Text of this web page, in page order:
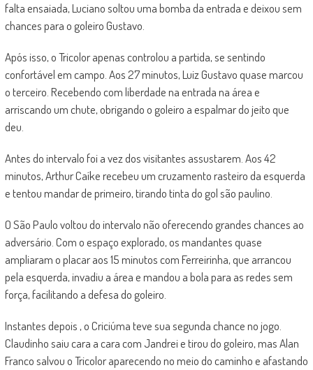
falta ensaiada, Luciano soltou uma bomba da entrada e deixou sem
chances para o goleiro Gustavo.
Após isso, o Tricolor apenas controlou a partida, se sentindo
confortável em campo. Aos 27 minutos, Luiz Gustavo quase marcou
o terceiro. Recebendo com liberdade na entrada na área e
arriscando um chute, obrigando o goleiro a espalmar do jeito que
deu.
Antes do intervalo foi a vez dos visitantes assustarem. Aos 42
minutos, Arthur Caíke recebeu um cruzamento rasteiro da esquerda
e tentou mandar de primeiro, tirando tinta do gol são paulino.
O São Paulo voltou do intervalo não oferecendo grandes chances ao
adversário. Com o espaço explorado, os mandantes quase
ampliaram o placar aos 15 minutos com Ferreirinha, que arrancou
pela esquerda, invadiu a área e mandou a bola para as redes sem
força, facilitando a defesa do goleiro.
Instantes depois , o Criciúma teve sua segunda chance no jogo.
Claudinho saiu cara a cara com Jandrei e tirou do goleiro, mas Alan
Franco salvou o Tricolor aparecendo no meio do caminho e afastando